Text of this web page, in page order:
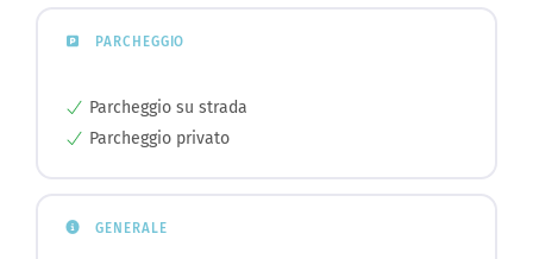
PARCHEGGIO
Parcheggio su strada
Parcheggio privato
GENERALE